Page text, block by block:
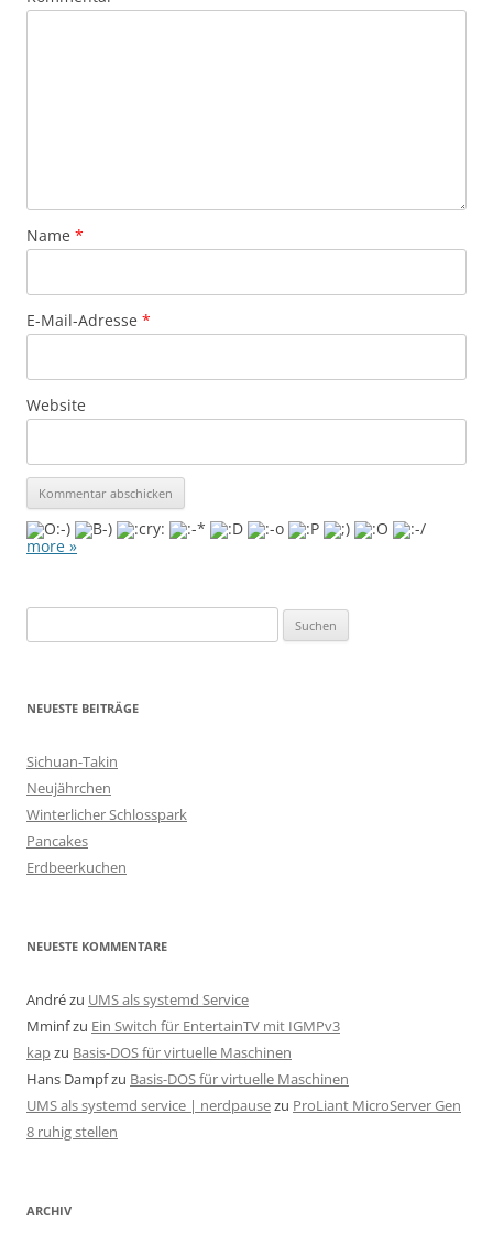
Name *
E-Mail-Adresse *
Website
more »
u
h
n
n
a
c
h
NEUESTE BEITRÄGE
Sichuan-Takin
Neujährchen
Winterlicher Schlosspark
Pancakes
Erdbeerkuchen
NEUESTE KOMMENTARE
Andrézu UMS als systemd Service
Mminfzu Ein Switch für EntertainTV mit IGMPv3
kapzu Basis-DOS für virtuelle Maschinen
Hans Dampfzu Basis-DOS für virtuelle Maschinen
UMS als systemd service | nerdpausezu ProLiant MicroServer Gen
8 ruhig stellen
ARCHIV